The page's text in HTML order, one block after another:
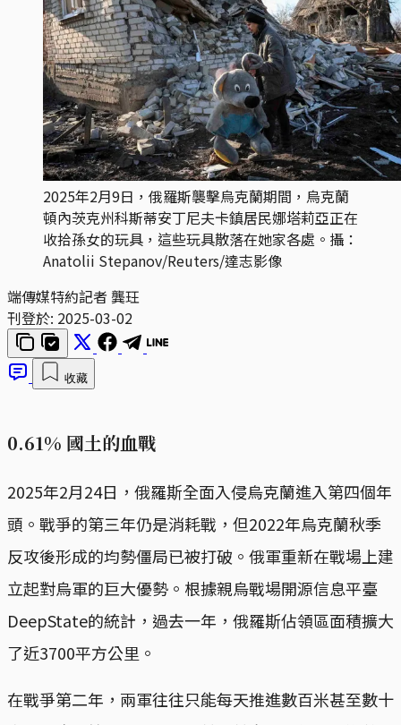
2025年2月9日，俄羅斯襲擊烏克蘭期間，烏克蘭
頓內茨克州科斯蒂安丁尼夫卡鎮居民娜塔莉亞正在
收拾孫女的玩具，這些玩具散落在她家各處。攝：
Anatolii Stepanov/Reuters/達志影像
端傳媒特約記者 龔玨
刊登於: 2025-03-02
收藏
0.61% 國土的血戰
2025年2月24日，俄羅斯全面入侵烏克蘭進入第四個年
頭。戰爭的第三年仍是消耗戰，但2022年烏克蘭秋季
反攻後形成的均勢僵局已被打破。俄軍重新在戰場上建
立起對烏軍的巨大優勢。根據親烏戰場開源信息平臺
DeepState的統計，過去一年，俄羅斯佔領區面積擴大
了近3700平方公里。
在戰爭第二年，兩軍往往只能每天推進數百米甚至數十